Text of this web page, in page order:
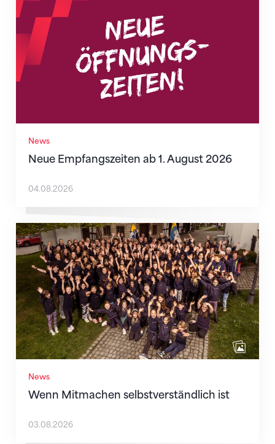
News
Neue Empfangszeiten ab 1. August 2026
04.08.2026
News
Wenn Mitmachen selbstverständlich ist
Wenn Mitmachen selbstverständlich ist
03.08.2026